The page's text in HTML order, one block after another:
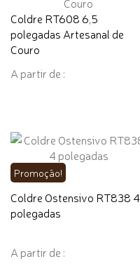
Coldre RT608 6,5
polegadas Artesanal de
Couro
A partir de :
Promoção!
Coldre Ostensivo RT838 4
polegadas
A partir de :